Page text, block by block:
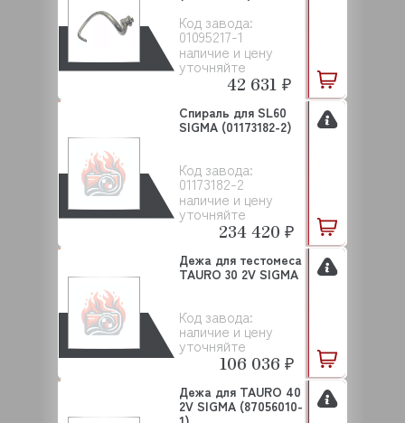
Код завода:
01095217-1
наличие и цену
уточняйте
42 631 ₽
Код завода:
01173182-2
наличие и цену
уточняйте
Спираль для SL60
SIGMA (01173182-2)
234 420 ₽
Код завода:
наличие и цену
уточняйте
Дежа для тестомеса
TAURO 30 2V SIGMA
106 036 ₽
Дежа для TAURO 40
2V SIGMA (87056010-